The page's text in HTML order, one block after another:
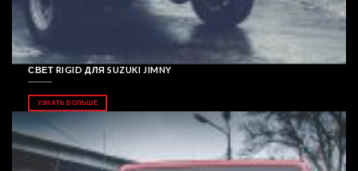
СВЕТ RIGID ДЛЯ SUZUKI JIMNY
УЗНАТЬ БОЛЬШЕ